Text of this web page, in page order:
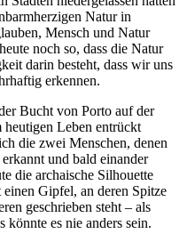
Natur in
Mensch und Natur
noch so, dass die Natur
darin besteht, dass wir uns
erkennen.
Bucht von Porto auf der
heutigen Leben entrückt
die zwei Menschen, denen
und bald einander
die archaische Silhouette
einen Gipfel, an deren Spitze
geschrieben steht – als
könnte es nie anders sein.